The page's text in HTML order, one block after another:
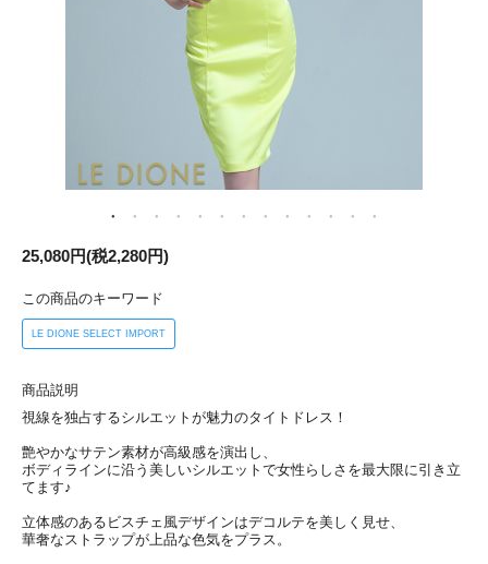
25,080円(税2,280円)
この商品のキーワード
LE DIONE SELECT IMPORT
商品説明
視線を独占するシルエットが魅力のタイトドレス！
艶やかなサテン素材が高級感を演出し、
ボディラインに沿う美しいシルエットで女性らしさを最大限に引き立
てます♪
立体感のあるビスチェ風デザインはデコルテを美しく見せ、
華奢なストラップが上品な色気をプラス。